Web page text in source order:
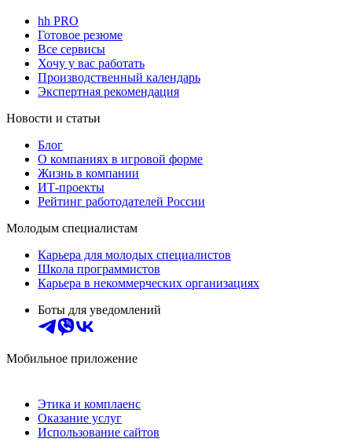
hh PRO
Готовое резюме
Все сервисы
Хочу у вас работать
Производственный календарь
Экспертная рекомендация
Новости и статьи
Блог
О компаниях в игровой форме
Жизнь в компании
ИТ-проекты
Рейтинг работодателей России
Молодым специалистам
Карьера для молодых специалистов
Школа программистов
Карьера в некоммерческих организациях
Боты для уведомлений
Мобильное приложение
Этика и комплаенс
Оказание услуг
Использование сайтов